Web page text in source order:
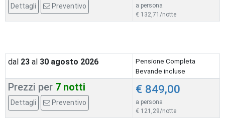
Dettagli Preventivo
a persona
€ 132,71/notte
dal 23al 30agosto 2026
Pensione Completa
Bevande incluse
Prezzi per 7 notti
Dettagli Preventivo
€ 849,00
a persona
€ 121,29/notte